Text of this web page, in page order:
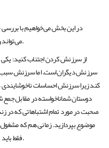
در این بخش می‌خواهیم با
می‌تواند رفتار سازنده‌ای در هنگام عصبانیت داشت.
از سرزنش کردن اجتناب کنید:
سرزنش دیگران است. اما سرزنش
کند زیرا سرزنشاحساساتناخوشایندی
دوستان شماناخواسته در مقابل جمع
صحبت در مورد تمام اشتباهاتی که
موضوع بپردازید. زمانی هم که
فقط باید بگویید که رفتار او چگونه شما را آزرده کرد.